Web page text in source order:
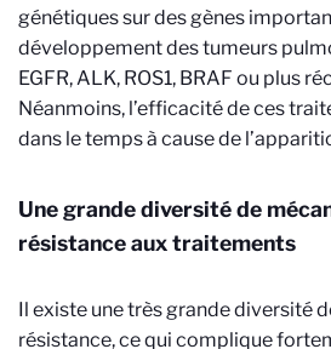
génétiques sur des gènes
développement des tumeurs
EGFR, ALK, ROS1, BRAF ou plus
Néanmoins, l’efficacité de ces
dans le temps à cause de
Une grande diversité de
résistance aux traitements
Il existe une très grande diversité
résistance, ce qui complique